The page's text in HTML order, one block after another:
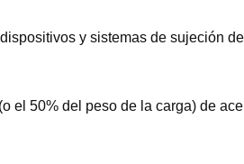
y sistemas de sujeción
el 50% del peso de la carga) de